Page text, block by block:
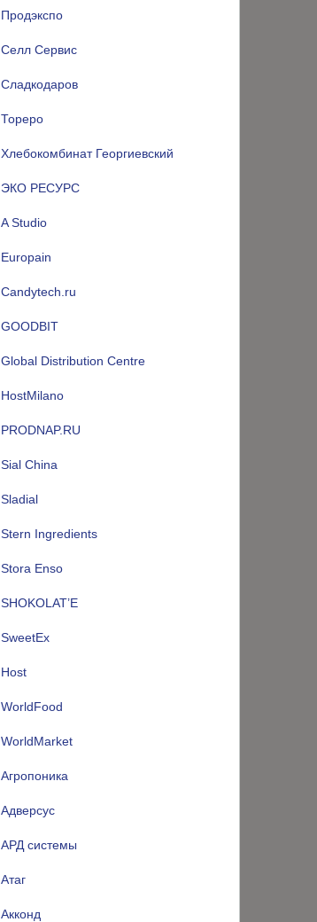
Продэкспо
Селл Сервис
Сладкодаров
Тореро
Хлебокомбинат Георгиевский
ЭКО РЕСУРС
A Studio
Europain
Candytech.ru
GOODBIT
Global Distribution Centre
HostMilano
PRODNAP.RU
Sial China
Sladial
Stern Ingredients
Stora Enso
SHOKOLAT’E
SweetEx
Host
WorldFood
WorldMarket
Агропоника
Адверсус
АРД системы
Атаг
Акконд